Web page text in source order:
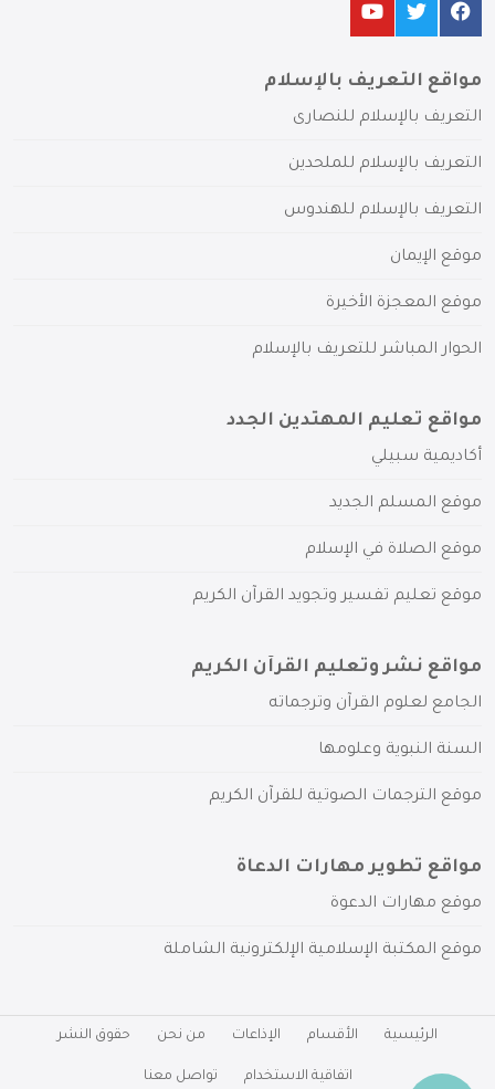
مواقع التعريف بالإسلام
التعريف بالإسلام للنصارى
التعريف بالإسلام للملحدين
التعريف بالإسلام للهندوس
موقع الإيمان
موقع المعجزة الأخيرة
الحوار المباشر للتعريف بالإسلام
مواقع تعليم المهتدين الجدد
أكاديمية سبيلي
موقع المسلم الجديد
موقع الصلاة في الإسلام
موقع تعليم تفسير وتجويد القرآن الكريم
مواقع نشر وتعليم القرآن الكريم
الجامع لعلوم القرآن وترجماته
السنة النبوية وعلومها
موقع الترجمات الصوتية للقرآن الكريم
مواقع تطوير مهارات الدعاة
موقع مهارات الدعوة
موقع المكتبة الإسلامية الإلكترونية الشاملة
الرئيسية الأقسام الإذاعات من نحن حقوق النشر
اتفاقية الاستخدام تواصل معنا